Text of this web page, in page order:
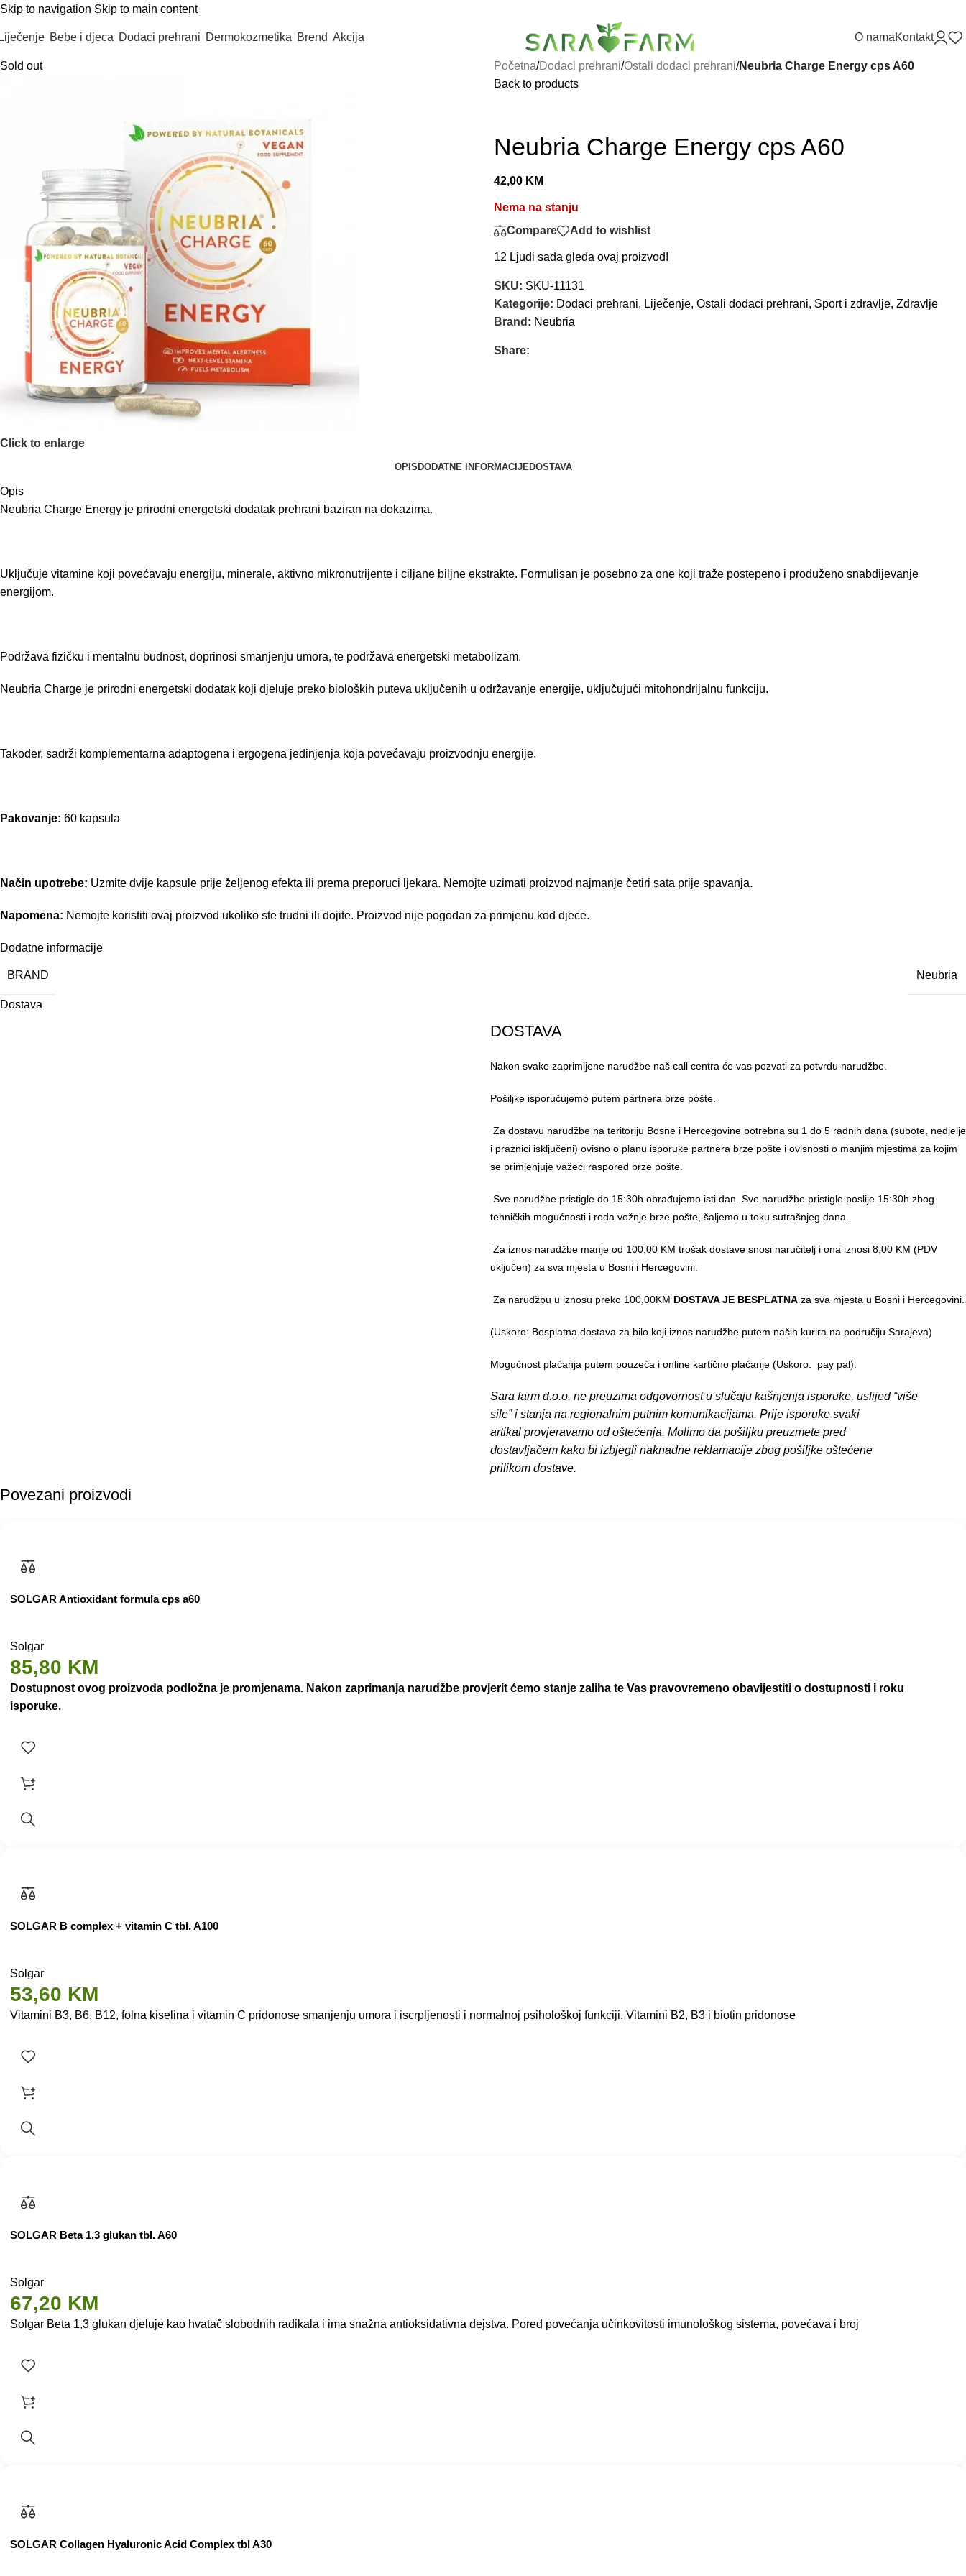
Skip to navigation Skip to main content
Bebe i djeca Dodaci prehrani Dermokozmetika Brend Akcija O namaKontakt
Sold out
Click to enlarge
Početna/Dodaci prehrani/Ostali dodaci prehrani/Neubria Charge Energy cps A60
Back to products
Neubria Charge Energy cps A60
42,00 KM
Nema na stanju
Compare
Add to wishlist
12 Ljudi sada gleda ovaj proizvod!
SKU: SKU-11131
Kategorije: Dodaci prehrani, Liječenje, Ostali dodaci prehrani, Sport i zdravlje, Zdravlje
Brand: Neubria
Share:
OPISDODATNE INFORMACIJEDOSTAVA
Opis
Neubria Charge Energy je prirodni energetski dodatak prehrani baziran na dokazima.
Uključuje vitamine koji povećavaju energiju, minerale, aktivno mikronutrijente i ciljane biljne ekstrakte. Formulisan je posebno za one koji traže postepeno i produženo snabdijevanje
energijom.
Podržava fizičku i mentalnu budnost, doprinosi smanjenju umora, te podržava energetski metabolizam.
Neubria Charge je prirodni energetski dodatak koji djeluje preko bioloških puteva uključenih u održavanje energije, uključujući mitohondrijalnu funkciju.
Također, sadrži komplementarna adaptogena i ergogena jedinjenja koja povećavaju proizvodnju energije.
Pakovanje: 60 kapsula
Način upotrebe: Uzmite dvije kapsule prije željenog efekta ili prema preporuci ljekara. Nemojte uzimati proizvod najmanje četiri sata prije spavanja.
Napomena: Nemojte koristiti ovaj proizvod ukoliko ste trudni ili dojite. Proizvod nije pogodan za primjenu kod djece.
Dodatne informacije
BRAND Neubria
Dostava
DOSTAVA
Nakon svake zaprimljene narudžbe naš call centra će vas pozvati za potvrdu narudžbe.
Pošiljke isporučujemo putem partnera brze pošte.
Za dostavu narudžbe na teritoriju Bosne i Hercegovine potrebna su 1 do 5 radnih dana (subote, nedjelje
i praznici isključeni) ovisno o planu isporuke partnera brze pošte i ovisnosti o manjim mjestima za kojim
se primjenjuje važeći raspored brze pošte.
Sve narudžbe pristigle do 15:30h obrađujemo isti dan. Sve narudžbe pristigle poslije 15:30h zbog
tehničkih mogućnosti i reda vožnje brze pošte, šaljemo u toku sutrašnjeg dana.
Za iznos narudžbe manje od 100,00 KM trošak dostave snosi naručitelj i ona iznosi 8,00 KM (PDV
uključen) za sva mjesta u Bosni i Hercegovini.
Za narudžbu u iznosu preko 100,00KM DOSTAVA JE BESPLATNA za sva mjesta u Bosni i Hercegovini.
(Uskoro: Besplatna dostava za bilo koji iznos narudžbe putem naših kurira na područiju Sarajeva)
Mogućnost plaćanja putem pouzeća i online kartično plaćanje (Uskoro: pay pal).
Sara farm d.o.o. ne preuzima odgovornost u slučaju kašnjenja isporuke, uslijed “više
sile” i stanja na regionalnim putnim komunikacijama. Prije isporuke svaki
artikal provjeravamo od oštećenja. Molimo da pošiljku preuzmete pred
dostavljačem kako bi izbjegli naknadne reklamacije zbog pošiljke oštećene
prilikom dostave.
Povezani proizvodi
SOLGAR Antioxidant formula cps a60
Solgar
85,80 KM
Dostupnost ovog proizvoda podložna je promjenama. Nakon zaprimanja narudžbe provjerit ćemo stanje zaliha te Vas pravovremeno obavijestiti o dostupnosti i roku
isporuke.
SOLGAR B complex + vitamin C tbl. A100
Solgar
53,60 KM
Vitamini B3, B6, B12, folna kiselina i vitamin C pridonose smanjenju umora i iscrpljenosti i normalnoj psihološkoj funkciji. Vitamini B2, B3 i biotin pridonose
SOLGAR Beta 1,3 glukan tbl. A60
Solgar
67,20 KM
Solgar Beta 1,3 glukan djeluje kao hvatač slobodnih radikala i ima snažna antioksidativna dejstva. Pored povećanja učinkovitosti imunološkog sistema, povećava i broj
SOLGAR Collagen Hyaluronic Acid Complex tbl A30